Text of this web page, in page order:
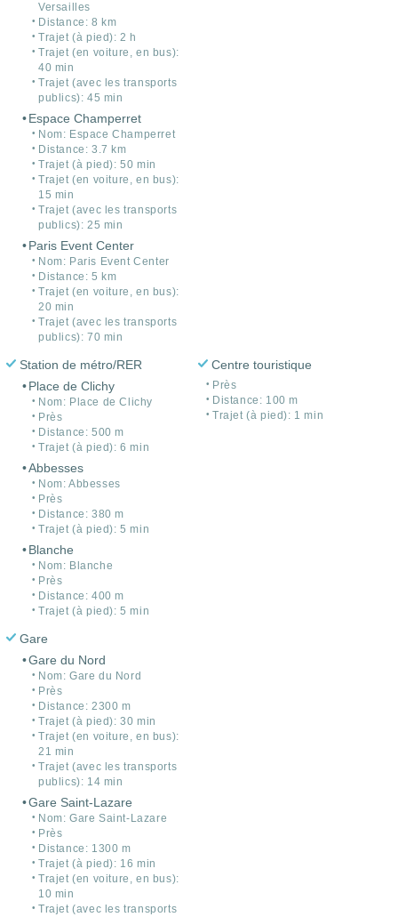
Versailles
Distance: 8 km
Trajet (à pied): 2 h
Trajet (en voiture, en bus):
40 min
Trajet (avec les transports
publics): 45 min
Espace Champerret
Nom: Espace Champerret
Distance: 3.7 km
Trajet (à pied): 50 min
Trajet (en voiture, en bus):
15 min
Trajet (avec les transports
publics): 25 min
Paris Event Center
Nom: Paris Event Center
Distance: 5 km
Trajet (en voiture, en bus):
20 min
Trajet (avec les transports
publics): 70 min
Station de métro/RER
Place de Clichy
Nom: Place de Clichy
Près
Distance: 500 m
Trajet (à pied): 6 min
Abbesses
Nom: Abbesses
Près
Distance: 380 m
Trajet (à pied): 5 min
Blanche
Nom: Blanche
Près
Distance: 400 m
Trajet (à pied): 5 min
Centre touristique
Près
Distance: 100 m
Trajet (à pied): 1 min
Gare
Gare du Nord
Nom: Gare du Nord
Près
Distance: 2300 m
Trajet (à pied): 30 min
Trajet (en voiture, en bus):
21 min
Trajet (avec les transports
publics): 14 min
Gare Saint-Lazare
Nom: Gare Saint-Lazare
Près
Distance: 1300 m
Trajet (à pied): 16 min
Trajet (en voiture, en bus):
10 min
Trajet (avec les transports